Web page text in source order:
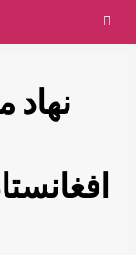
نهاد